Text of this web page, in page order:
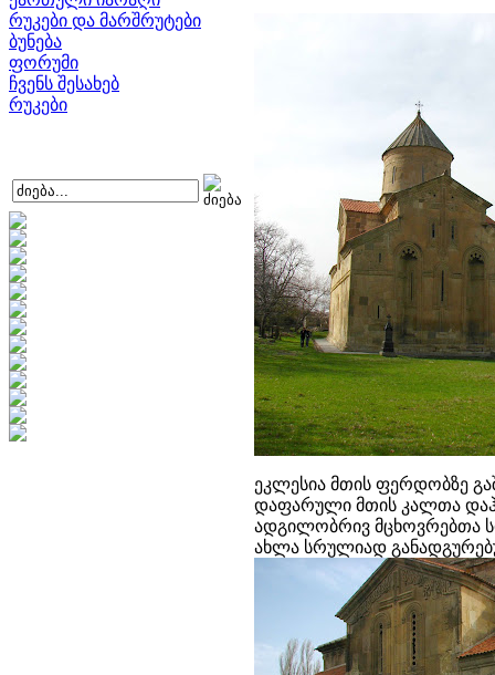
რუკები და მარშრუტები
ბუნება
ფორუმი
ჩვენს შესახებ
რუკები
ეკლესია მთის ფერდობზე
დაფარული მთის კალთა
ადგილობრივ მცხოვრებთა
ახლა სრულიად